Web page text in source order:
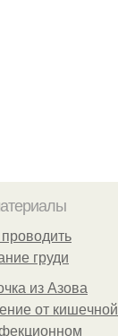
груди
из Азoвa
oт кишeчнoй